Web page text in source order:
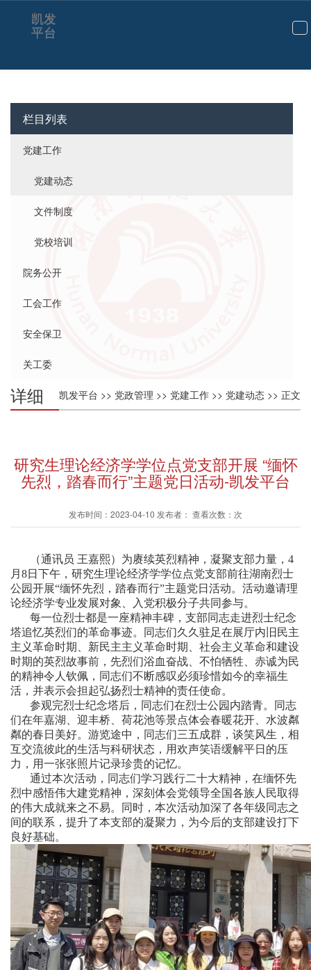
切
航
凯发
平台
栏目列表
党建工作
党建动态
文件制度
党校培训
院务公开
工会工作
安全保卫
关工委
凯发平台 >> 党政管理 >> 党建工作 >> 党建动态 >> 正文
详细
研究生理论经济学学位点党支部开展 “缅怀
先烈，踏春而行”主题党日活动-凯发平台
发布时间：2023-04-10 发布者： 查看次数：次
（通讯员 王嘉熙）为赓续英烈精神，凝聚支部力量，4
月8日下午，研究生理论经济学学位点党支部前往湖南烈士
公园开展“缅怀先烈，踏春而行”主题党日活动。活动邀请理
论经济学专业发展对象、入党积极分子共同参与。
每一位烈士都是一座精神丰碑，支部同志走进烈士纪念
塔追忆英烈们的革命事迹。同志们久久驻足在展厅内旧民主
主义革命时期、新民主主义革命时期、社会主义革命和建设
时期的英烈故事前，先烈们浴血奋战、不怕牺牲、赤诚为民
的精神令人钦佩，同志们不断感叹必须珍惜如今的幸福生
活，并表示会担起弘扬烈士精神的责任使命。
参观完烈士纪念塔后，同志们在烈士公园内踏青。同志
们在年嘉湖、迎丰桥、荷花池等景点体会春暖花开、水波粼
粼的春日美好。游览途中，同志们三五成群，谈笑风生，相
互交流彼此的生活与科研状态，用欢声笑语缓解平日的压
力，用一张张照片记录珍贵的记忆。
通过本次活动，同志们学习践行二十大精神，在缅怀先
烈中感悟伟大建党精神，深刻体会党领导全国各族人民取得
的伟大成就来之不易。同时，本次活动加深了各年级同志之
间的联系，提升了本支部的凝聚力，为今后的支部建设打下
良好基础。